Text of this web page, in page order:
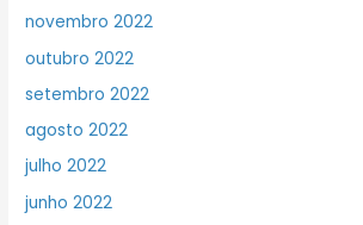
novembro 2022
outubro 2022
setembro 2022
agosto 2022
julho 2022
junho 2022